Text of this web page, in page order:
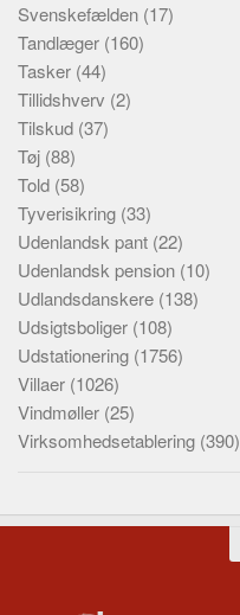
Svenskefælden (17)
Tandlæger (160)
Tasker (44)
Tillidshverv (2)
Tilskud (37)
Tøj (88)
Told (58)
Tyverisikring (33)
Udenlandsk pant (22)
Udenlandsk pension (10)
Udlandsdanskere (138)
Udsigtsboliger (108)
Udstationering (1756)
Villaer (1026)
Vindmøller (25)
Virksomhedsetablering (390)